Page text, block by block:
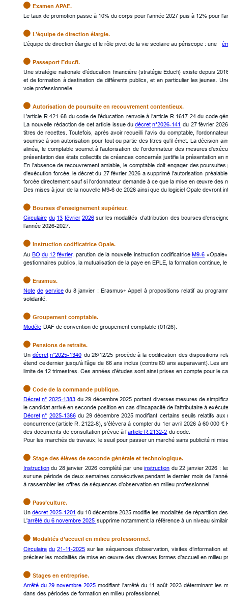
 Examen APAE.
Le taux de promotion passe à 10% du corps pour l'année 2027 puis à 12% pour
 L’équipe de direction élargie.
L’équipe de direction élargie et le rôle pivot de la vie scolaire au périscope : une
 Passeport Educfi.
Une stratégie nationale d'éducation financière (stratégie Educfi) existe depuis
et de formation à destination de différents publics, et en particulier les jeunes.
voie professionnelle.
 Autorisation de poursuite en recouvrement contentieux.
L’article R.421-68 du code de l’éducation renvoie à l’article R.1617-24 du code
La nouvelle rédaction de cet article issue du décret n°2026-141 du 27 février 2026
titres de recettes. Toutefois, après avoir recueilli l'avis du comptable,
soumise à son autorisation pour tout ou partie des titres qu'il émet. La décision
alinéa, le comptable soumet à l'autorisation de l'ordonnateur des mesures
présentation des états collectifs de créances concernés justifie la présentation
En l'absence de recouvrement amiable, le comptable doit engager des poursuites
d'exécution forcée, le décret du 27 février 2026 a supprimé l'autorisation préalable
forcée directement sauf si l'ordonnateur demande à ce que la mise en œuvre des
Des mises à jour de la nouvelle M9-6 de 2026 ainsi que du logiciel Opale devront
 Bourses d’enseignement supérieur.
Circulaire du 13 février 2026 sur les modalités d’attribution des bourses
l’année 2026-2027.
 Instruction codificatrice Opale.
Au BO du 12 février, parution de la nouvelle instruction codificatrice M9-6 «Opale»
gestionnaires publics, la mutualisation de la paye en EPLE, la formation continue,
 Erasmus.
Note de service du 8 janvier : Erasmus+ Appel à propositions relatif au
solidarité.
 Groupement comptable.
Modéle DAF de convention de groupement comptable (01/26).
 Pensions de retraite.
Un décret n°2025-1340 du 26/12/25 procède à la codification des dispositions
étend cedernier jusqu'à l'âge de 66 ans inclus (contre60 ans auparavant). Les
limite de 12 trimestres. Ces années d'études sont ainsi prises en compte pour le
 Code de la commande publique.
Décret n° 2025-1383 du 29 décembre 2025 portant diverses mesures de
le candidat arrivé en seconde position en cas d’incapacité de l’attributaire à
Décret n° 2025-1386 du 29 décembre 2025 modifiant certains seuils relatifs aux
concurrence(article R. 2122-8), s’élèvera à compter du 1er avril 2026 à 60 000 €
des documents de consultation prévue à l’article R.2132-2 du code.
Pour les marchés de travaux, le seuil pour passer un marché sans publicité ni
 Stage des élèves de seconde générale et technologique.
Instruction du 28 janvier 2026 complété par une instruction du 22 janvier 2026 :
surune période de deux semaines consécutives pendant le dernier mois de
à rassembler les offres de séquences d’observation en milieu professionnel.
 Pass’culture.
Un décret 2025-1201 du 10 décembre 2025 modifie les modalités de répartition
L'arrêté du 6 novembre 2025 supprime notamment la référence à un niveau
 Modalités d’accueil en milieu professionnel.
Circulaire du 21-11-2025 sur les séquences d’observation, visites d’information et
préciser les modalités de mise en œuvre des diverses formes d’accueil en milieu
 Stages en entreprise.
Arrêté du 29 novembre 2025 modifiant l'arrêté du 11 août 2023 déterminant les
dans des périodes de formation en milieu professionnel.